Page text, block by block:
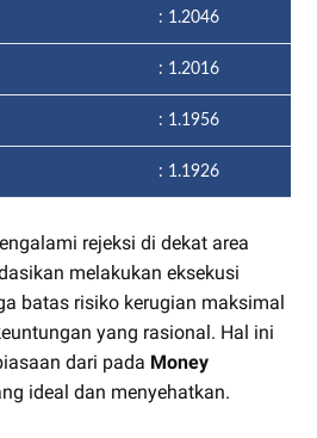
: 1.2046
: 1.2016
: 1.1956
: 1.1926
rejeksi di dekat area
melakukan eksekusi
batas risiko kerugian maksimal
yang rasional. Hal ini
dari pada Money
ideal dan menyehatkan.